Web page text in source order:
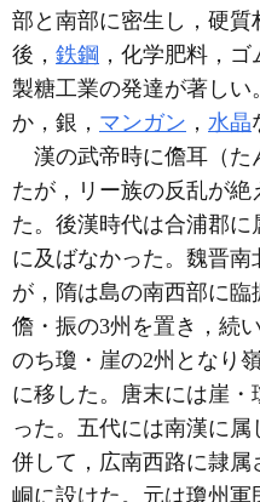
部と南部に密生し，硬質
後， 鉄鋼 ，化学肥料，
製糖工業の発達が著し
か，銀， マンガン ， 水晶
漢の武帝時に儋耳（た
たが，リー族の反乱が
た。後漢時代は合浦郡
に及ばなかった。魏晋
が，隋は島の南西部に臨
儋・振の3州を置き，続
のち瓊・崖の2州となり
に移した。唐末には崖
った。五代には南漢に
併して，広南西路に隷属
峒に設けた。元は瓊州